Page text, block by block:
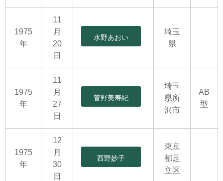
1975
年
11
月
20
日
水野あおい
埼玉
県
1975
年
11
月
27
日
菅野美寿紀
埼玉
県所
沢市
AB
型
1975
年
12
月
30
日
西野妙子
東京
都足
立区